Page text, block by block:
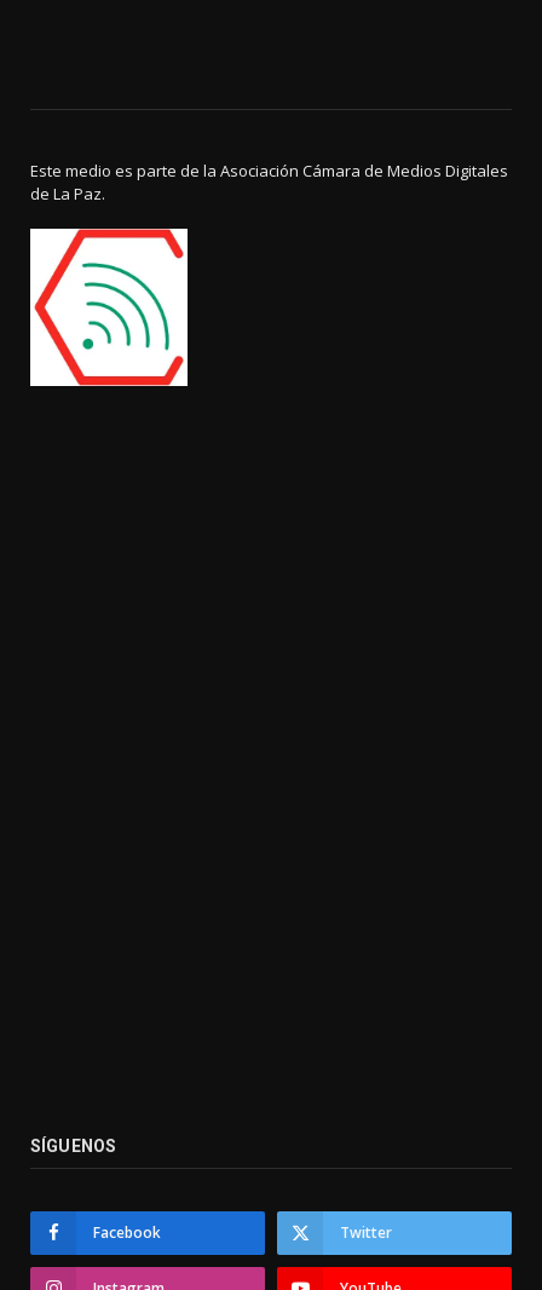
Este medio es parte de la Asociación Cámara de Medios Digitales
de La Paz.
SÍGUENOS
Facebook Twitter